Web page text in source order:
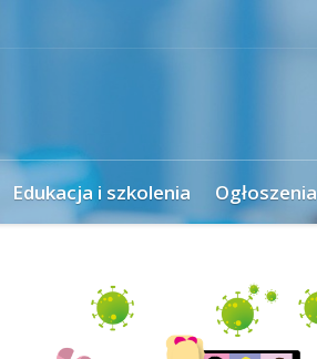
Edukacja i szkolenia Ogłoszenia